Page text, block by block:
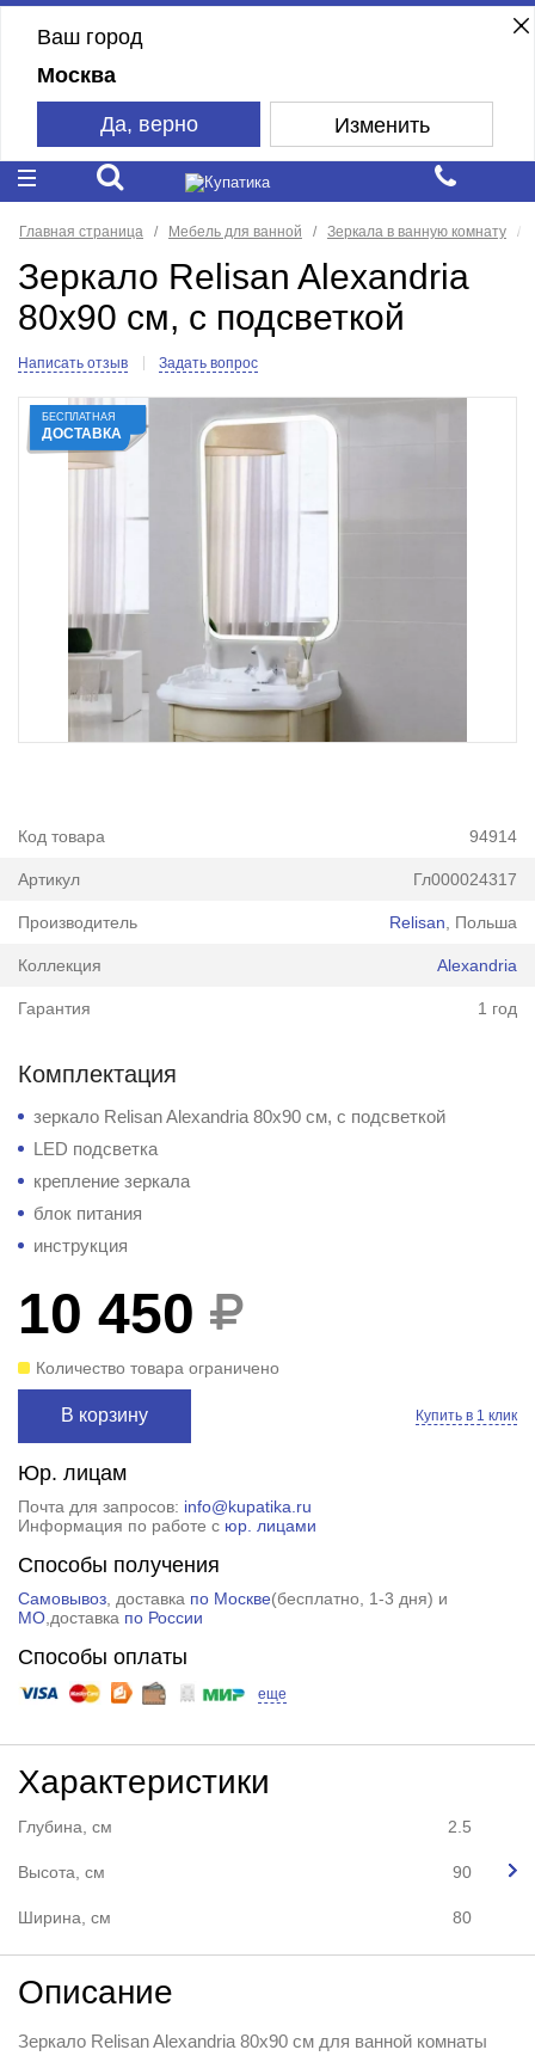
Ваш город
Москва
Да, верно Изменить
Главная страница Мебель для ванной Зеркала в ванную комнату
Зеркало Relisan Alexandria
80x90 см, с подсветкой
Написать отзыв Задать вопрос
БЕСПЛАТНАЯ
ДОСТАВКА
Код товара 94914
Артикул Гл000024317
Производитель Relisan , Польша
Коллекция Alexandria
Гарантия 1 год
Комплектация
зеркало Relisan Alexandria 80x90 см, с подсветкой
LED подсветка
крепление зеркала
блок питания
инструкция
10 450
Количество товара ограничено
В корзину Купить в 1 клик
Юр. лицам
Почта для запросов: info@kupatika.ru
Информация по работе с юр. лицами
Способы получения
Самовывоз, доставка по Москве(бесплатно, 1-3 дня) и
МО,доставка по России
Способы оплаты
еще
Характеристики
Глубина, см 2.5
Высота, см 90
Ширина, см 80
Описание
Зеркало Relisan Alexandria 80x90 см для ванной комнаты